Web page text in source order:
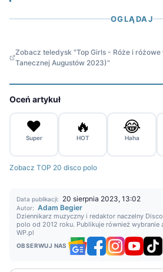
OGLĄDAJ
Zobacz teledysk "Top Girls - Róże i
Tanecznej Augustów 2023)"
Oceń artykuł
❤️
Super
🔥
HOT
😂
Haha
Zobacz TOP 20 disco polo
Data publikacji: 20 sierpnia 2023, 13:02
Autor: Adam Begier
Dziennikarz muzyczny i redaktor naczelny
polo od 2012 roku. Publikuje również wybranie
WP.pl
OBSERWUJ NAS